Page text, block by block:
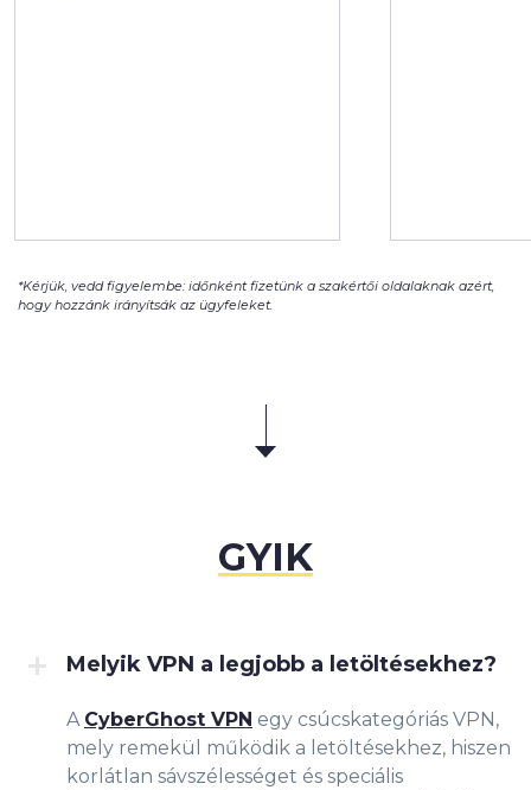
*Kérjük, vedd figyelembe: időnként fizetünk a szakértői oldalaknak azért,
hogy hozzánk irányítsák az ügyfeleket.
GYIK
Melyik VPN a legjobb a letöltésekhez?
A CyberGhost VPN egy csúcskategóriás VPN,
mely remekül működik a letöltésekhez, hiszen
korlátlan sávszélességet és speciális